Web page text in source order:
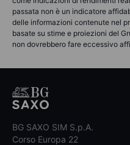
passata non è un indicatore
delle informazioni contenute nel
basate su stime e proiezioni del
non dovrebbero fare eccessivo
BG SAXO SIM S.p.A.
Corso Europa 22